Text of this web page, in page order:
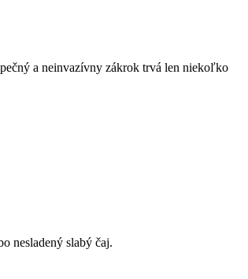
a neinvazívny zákrok trvá len niekoľko
nesladený slabý čaj.